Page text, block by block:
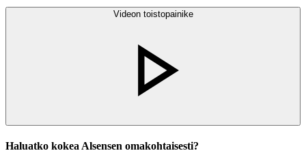
Videon toistopainike
Haluatko kokea Alsensen omakohtaisesti?